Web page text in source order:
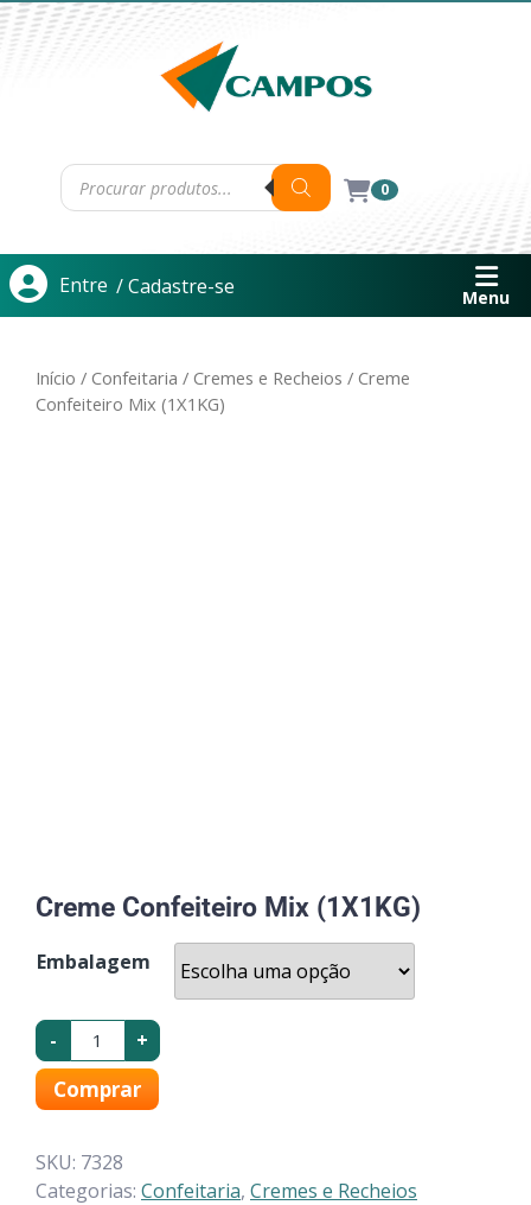
0
Entre / Cadastre-se Menu
Início / Confeitaria / Cremes e Recheios / Creme
Confeiteiro Mix (1X1KG)
Creme Confeiteiro Mix (1X1KG)
Embalagem
- +
Comprar
SKU: 7328
Categorias: Confeitaria, Cremes e Recheios